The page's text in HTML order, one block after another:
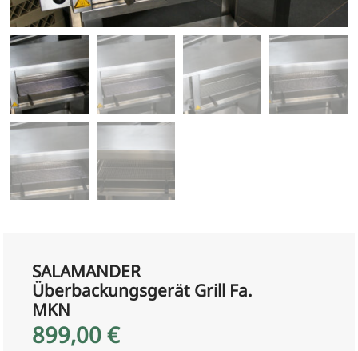
SALAMANDER
Überbackungsgerät Grill Fa.
MKN
899,00€